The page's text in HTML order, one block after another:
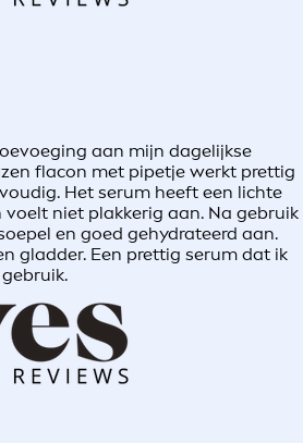
aan mijn dagelijkse
flacon met pipetje werkt prettig
Het serum heeft een lichte
voelt niet plakkerig aan. Na gebruik
en goed gehydrateerd aan.
gladder. Een prettig serum dat ik